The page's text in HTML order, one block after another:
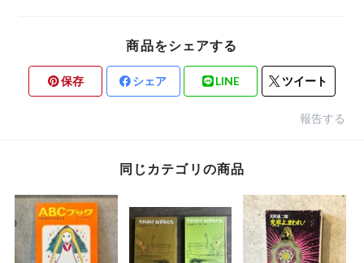
商品をシェアする
保存 シェア LINE ツイート
報告する
同じカテゴリの商品